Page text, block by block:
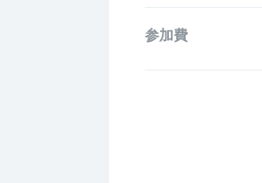
参加費